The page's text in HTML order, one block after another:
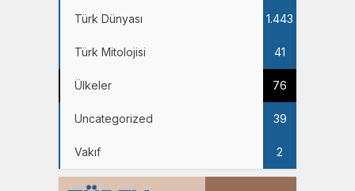
Türk Dünyası 1.443
Türk Mitolojisi 41
Ülkeler 76
Uncategorized 39
Vakıf 2